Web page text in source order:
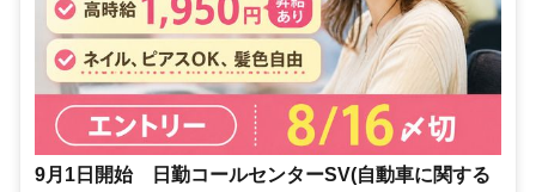
9月1日開始 日勤コールセンターSV(自動車に関する